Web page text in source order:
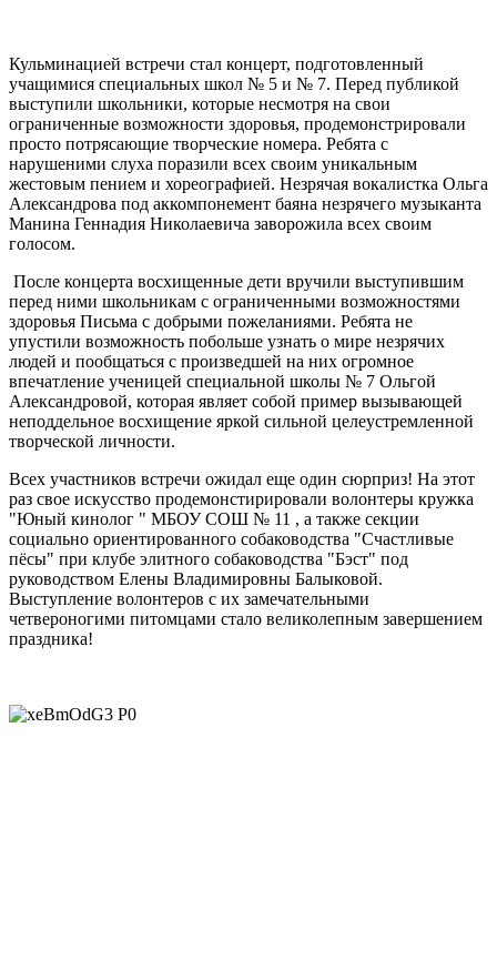
Кульминацией встречи стал концерт, подготовленный
учащимися специальных школ № 5 и № 7. Перед публикой
выступили школьники, которые несмотря на свои
ограниченные возможности здоровья, продемонстрировали
просто потрясающие творческие номера. Ребята с
нарушеними слуха поразили всех своим уникальным
жестовым пением и хореографией. Незрячая вокалистка Ольга
Александрова под аккомпонемент баяна незрячего музыканта
Манина Геннадия Николаевича заворожила всех своим
голосом.
После концерта восхищенные дети вручили выступившим
перед ними школьникам с ограниченными возможностями
здоровья Письма с добрыми пожеланиями. Ребята не
упустили возможность побольше узнать о мире незрячих
людей и пообщаться с произведшей на них огромное
впечатление ученицей специальной школы № 7 Ольгой
Александровой, которая являет собой пример вызывающей
неподдельное восхищение яркой сильной целеустремленной
творческой личности.
Всех участников встречи ожидал еще один сюрприз! На этот
раз свое искусство продемонстирировали волонтеры кружка
"Юный кинолог " МБОУ СОШ № 11 , а также секции
социально ориентированного собаководства "Счастливые
пёсы" при клубе элитного собаководства "Бэст" под
руководством Елены Владимировны Балыковой.
Выступление волонтеров с их замечательными
четвероногими питомцами стало великолепным завершением
праздника!